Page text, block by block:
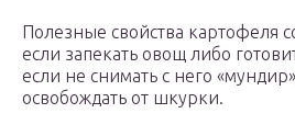
Полезные свойства картофеля
если запекать овощ либо
если не снимать с него
освобождать от шкурки.